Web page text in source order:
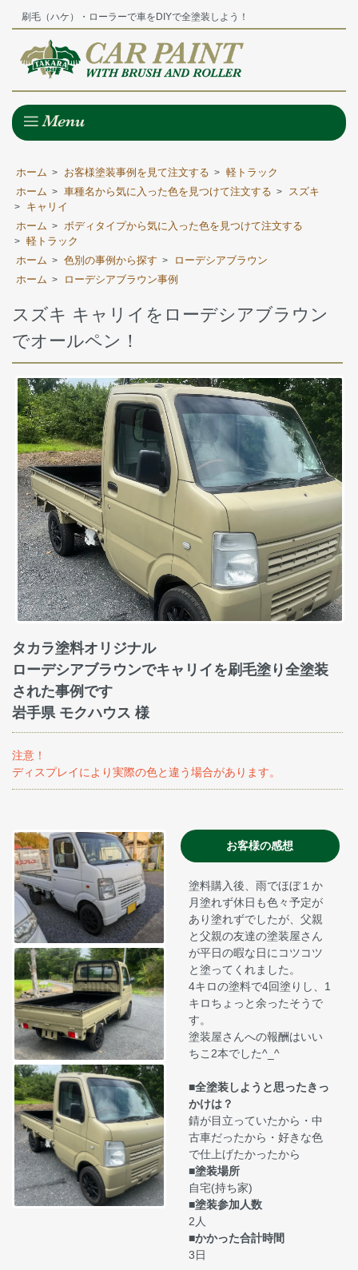
刷毛（ハケ）・ローラーで車をDIYで全塗装しよう！
ホーム > お客様塗装事例を見て注文する > 軽トラック
ホーム > 車種名から気に入った色を見つけて注文する > スズキ
>
キャリイ
ホーム > ボディタイプから気に入った色を見つけて注文する
> 軽トラック
ホーム > 色別の事例から探す >
ローデシアブラウン
ホーム > ローデシアブラウン事例
スズキ キャリイをローデシアブラウン
でオールペン！
タカラ塗料オリジナル
ローデシアブラウンでキャリイを刷毛塗り全塗装
された事例です
岩手県 モクハウス 様
注意！
ディスプレイにより実際の色と違う場合があります。
お客様の感想
塗料購入後、雨でほぼ１か
月塗れず休日も色々予定が
あり塗れずでしたが、父親
と父親の友達の塗装屋さん
が平日の暇な日にコツコツ
と塗ってくれました。
4キロの塗料で4回塗りし、1
キロちょっと余ったそうで
す。
塗装屋さんへの報酬はいい
ちこ2本でした^_^
■全塗装しようと思ったきっ
かけは？
錆が目立っていたから・中
古車だったから・好きな色
で仕上げたかったから
■塗装場所
自宅(持ち家)
■塗装参加人数
2人
■かかった合計時間
3日